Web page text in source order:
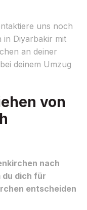
uns noch
in Diyarbakir mit
an deiner
deinem Umzug
von
nach
dich für
entscheiden